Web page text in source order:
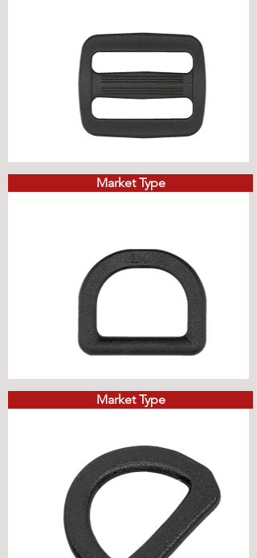
Market Type
Market Type